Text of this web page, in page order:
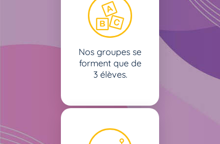
Nos groupes se
forment que de
3 élèves.